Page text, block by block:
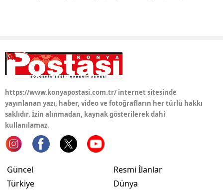
Tokat
Trabzon
https://www.konyapostasi.com.tr/ internet sitesinde
yayınlanan yazı, haber, video ve fotoğrafların her türlü hakkı
saklıdır. İzin alınmadan, kaynak gösterilerek dahi
kullanılamaz.
Güncel
Türkiye
Resmi İlanlar
Dünya